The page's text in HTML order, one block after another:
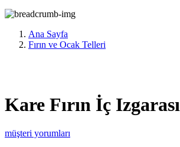
Ana Sayfa
Fırın ve Ocak Telleri
Kare Fırın İç Izgarası
müşteri yorumları